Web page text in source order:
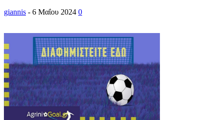
giannis - 6 Μαΐου 2024 0